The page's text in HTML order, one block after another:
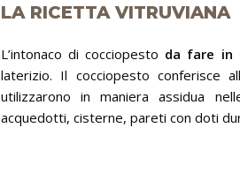
LA RICETTA VITRUVIANA
L’intonaco di cocciopesto da fare in
laterizio. Il cocciopesto conferisce
utilizzarono in maniera assidua
acquedotti, cisterne, pareti con doti